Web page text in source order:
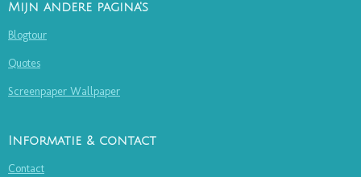
Mijn andere pagina's
Blogtour
Quotes
Screenpaper Wallpaper
Informatie & contact
Contact